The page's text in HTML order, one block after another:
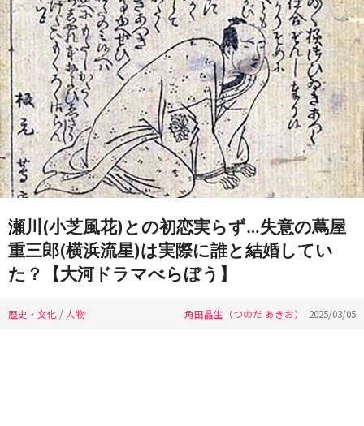
瀬川(小芝風花)との初恋実らず…失意の蔦屋
重三郎(横浜流星)は実際に誰と結婚してい
た？【大河ドラマべらぼう】
歴史・文化 / 人物 角田晶生（つのだ あきお） 2025/03/05